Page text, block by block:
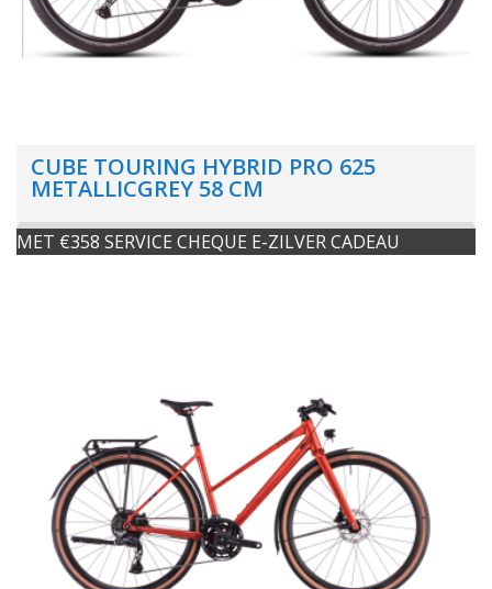
CUBE TOURING HYBRID PRO 625
METALLICGREY 58 CM
MET €358 SERVICE CHEQUE E-ZILVER CADEAU